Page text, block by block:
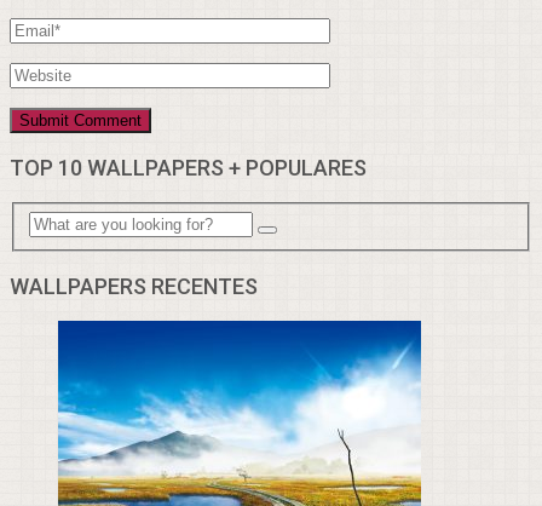
TOP 10 WALLPAPERS + POPULARES
WALLPAPERS RECENTES